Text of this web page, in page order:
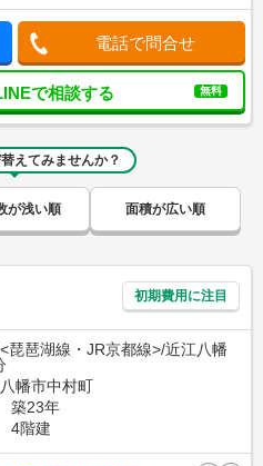
電話で問合せ
で相談する 無料
えてみませんか？
が浅い順 面積が広い順
初期費用に注目
琵琶湖線・JR京都線>/近江八幡
幡市中村町
築23年
4階建